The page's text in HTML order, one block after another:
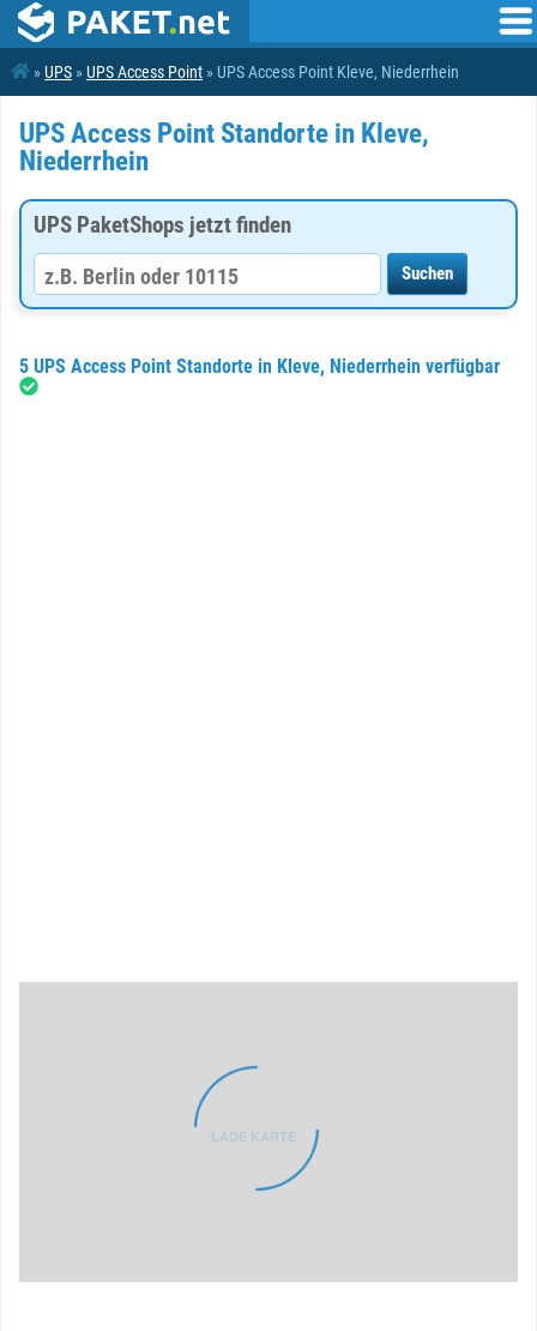
»UPS »UPS Access Point » UPS Access Point Kleve, Niederrhein
UPS Access Point Standorte in Kleve,
Niederrhein
UPS PaketShops jetzt finden
5 UPS Access Point Standorte in Kleve, Niederrhein verfügbar